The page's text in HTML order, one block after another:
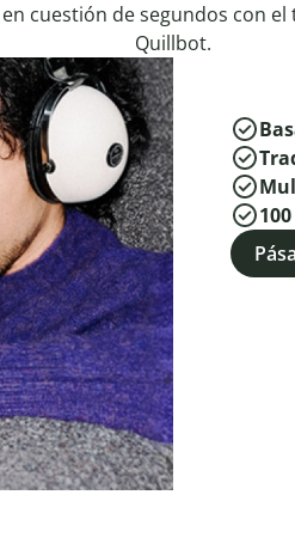
cuestión de segundos con
Quillbot.